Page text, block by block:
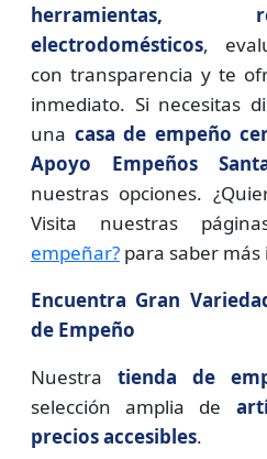
herramientas,
electrodomésticos,
con transparencia y te
inmediato. Si necesitas
una casa de empeño
Apoyo Empeños
nuestras opciones.
Visita nuestras
empeñar? para saber
Encuentra Gran
de Empeño
Nuestra tienda de
selección amplia de
precios accesibles.